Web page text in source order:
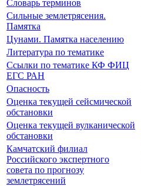
Словарь терминов
Сильные землетрясения.
Памятка
Цунами. Памятка населению
Литература по тематике
Ссылки по тематике КФ ФИЦ
ЕГС РАН
Опасность
Оценка текущей сейсмической
обстановки
Оценка текущей вулканической
обстановки
Камчатский филиал
Российского экспертного
совета по прогнозу
землетрясений